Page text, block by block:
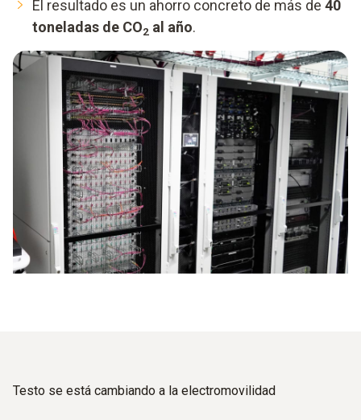
El resultado es un ahorro concreto de más de 40
toneladas de CO2 al año.
Testo se está cambiando a la electromovilidad